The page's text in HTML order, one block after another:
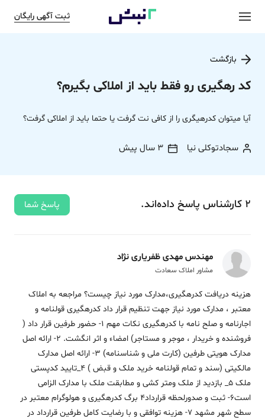
ثبت آگهی رایگان
بازگشت
کد رهگیری رو فقط باید از املاکی بگیرم؟
آیا میتوان کدرهیگری را از کافی نت گرفت یا حتما باید از املاکی گرفت؟
سجادتوکلی نیا 3 سال پیش
2 کارشناس پاسخ داده‌اند. پاسخ شما
مهندس مهدی ظفریاری نژاد
مشاور املاک سعادت
هزینه دریافت کدرهگیری،مدارک مورد نیاز چیست؟ مراجعه به املاک
معتبر ، مدارک مورد نیاز جهت تنظیم قرار داد کدرهگیری قولنامه و
اجارنامه و صلح نامه با کدرهگیری نکات مهم 1- حضور طرفین قرار داد (
فروشنده و خریدار ، موجر و مستاجر) امضاء و اثر انگشت. 2- ارائه اصل
مدارک هویتی طرفین (کارت ملی و شناسنامه) 3- ارائه اصل مدارک
مالکیتی (سند و تمام قولنامه خرید ملک و قبض ) 4_تایید کدپستی
ملک 5_ بازدید از ملک ومتر کشی و مطابقت ملک با مدارک الزامی
است6- ثبت و صدورلحظه قرارداد4 برگ کدرهگیری و هولوگرام معتبر در
سطح شهر مشهد 7- هزینه توافقی و با رضایت کامل طرفین قرارداد در